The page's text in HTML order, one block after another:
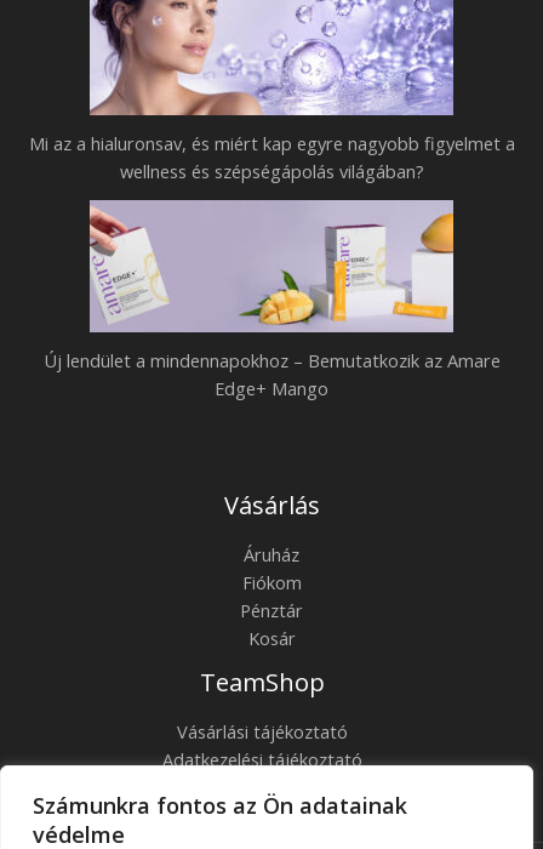
Számunkra fontos az Ön adatainak
védelme
Mi az a hialuronsav, és miért kap egyre nagyobb figyelmet a
wellness és szépségápolás világában?
Új lendület a mindennapokhoz – Bemutatkozik az Amare
Edge+ Mango
Vásárlás
Áruház
Fiókom
Pénztár
Kosár
TeamShop
Vásárlási tájékoztató
Adatkezelési tájékoztató
Kapcsolat